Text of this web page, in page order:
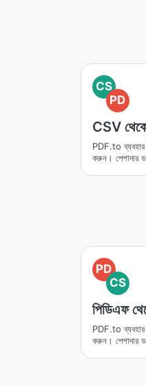
CS
PD
CSV
PDF.to
করুন। পেশাদার
PD
CS
পিডিএফ
PDF.to
করুন। পেশাদার